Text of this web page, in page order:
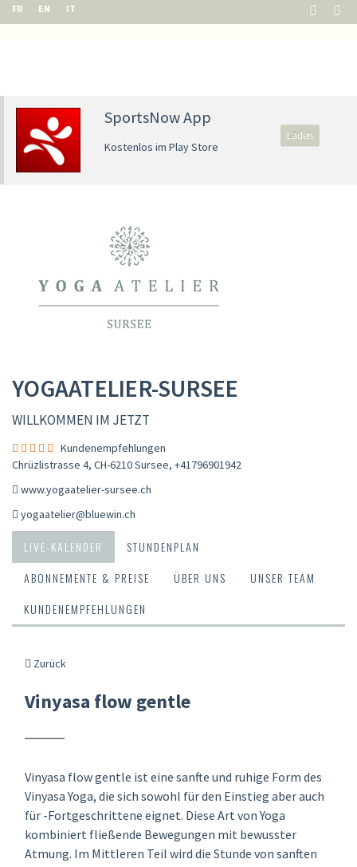
FR EN IT
SportsNow App
Kostenlos im Play Store
Laden
YOGAATELIER-SURSEE
WILLKOMMEN IM JETZT
Kundenempfehlungen
Chrüzlistrasse 4, CH-6210 Sursee, +41796901942
www.yogaatelier-sursee.ch
yogaatelier@bluewin.ch
LIVE-KALENDER
STUNDENPLAN
ABONNEMENTE & PREISE
ÜBER UNS
UNSER TEAM
KUNDENEMPFEHLUNGEN
Zurück
Vinyasa flow gentle
Vinyasa flow gentle ist eine sanfte und ruhige Form des
Vinyasa Yoga, die sich sowohl für den Einstieg aber auch
für -Fortgeschrittene eignet. Diese Art von Yoga
kombiniert fließende Bewegungen mit bewusster
Atmung. Im Mittleren Teil wird die Stunde von sanften